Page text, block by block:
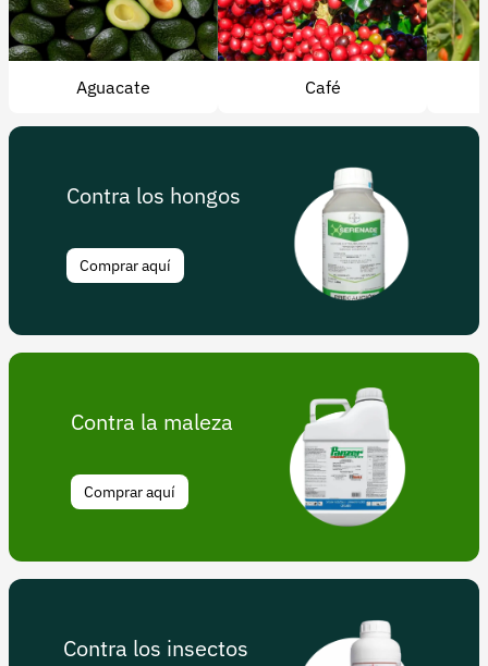
Aguacate Café
Contra los hongos
Comprar aquí
Contra la maleza
Comprar aquí
Contra los insectos
Recuperar contraseña
Contacto
+57 323 2931928
© 2026 Croper.com Todos los derechos reservados
Versión 5.45.0
Síguenos